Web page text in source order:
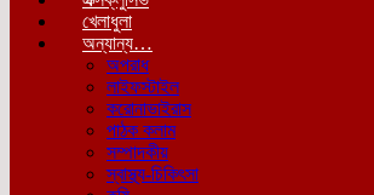
খেলাধুলা
অন্যান্য…
অপরাধ
লাইফস্টাইল
করোনাভাইরাস
পাঠক কলাম
সম্পাদকীয়
স্বাস্থ্য-চিকিৎসা